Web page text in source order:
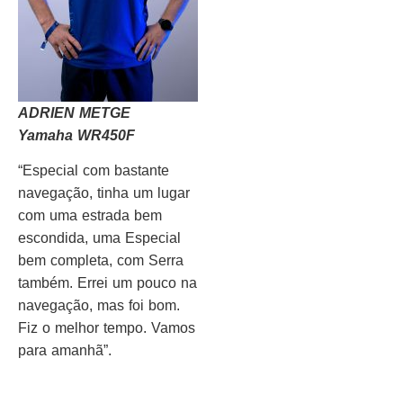
ADRIEN METGE
Yamaha WR450F
“Especial com bastante
navegação, tinha um lugar
com uma estrada bem
escondida, uma Especial
bem completa, com Serra
também. Errei um pouco na
navegação, mas foi bom.
Fiz o melhor tempo. Vamos
para amanhã”.